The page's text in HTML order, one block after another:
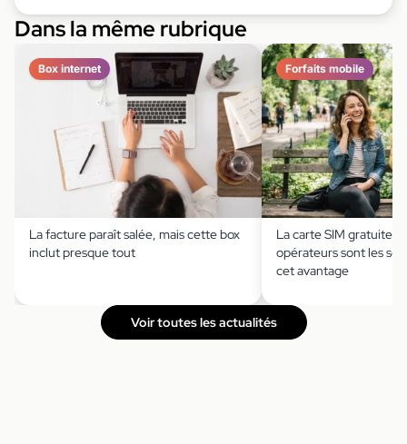
Dans la même rubrique
Box internet
La facture paraît salée, mais cette box
inclut presque tout
Forfaits mobile
La carte SIM gratuite ?
opérateurs sont les
cet avantage
Voir toutes les actualités